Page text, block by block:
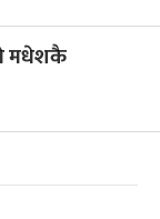
मधेशकै